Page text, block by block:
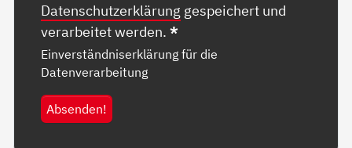
Datenschutzerklärung gespeichert und
verarbeitet werden.*
Einverständniserklärung für die
Datenverarbeitung
Absenden!